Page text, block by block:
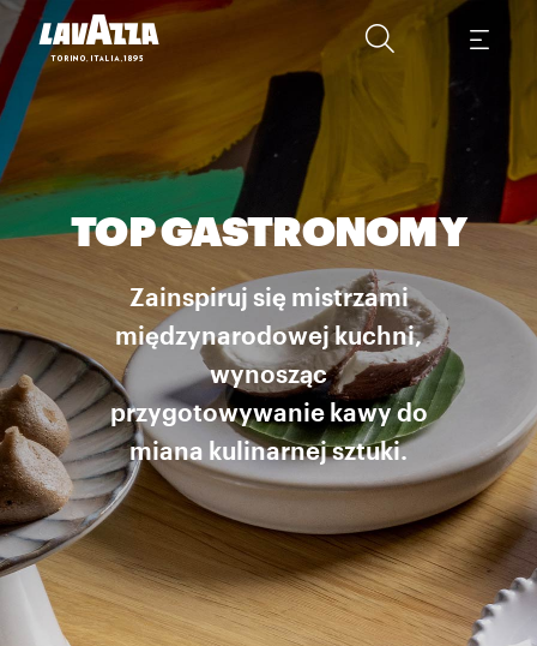
TOP GASTRONOMY
Zainspiruj się mistrzami
międzynarodowej kuchni,
wynosząc
przygotowywanie kawy do
miana kulinarnej sztuki.